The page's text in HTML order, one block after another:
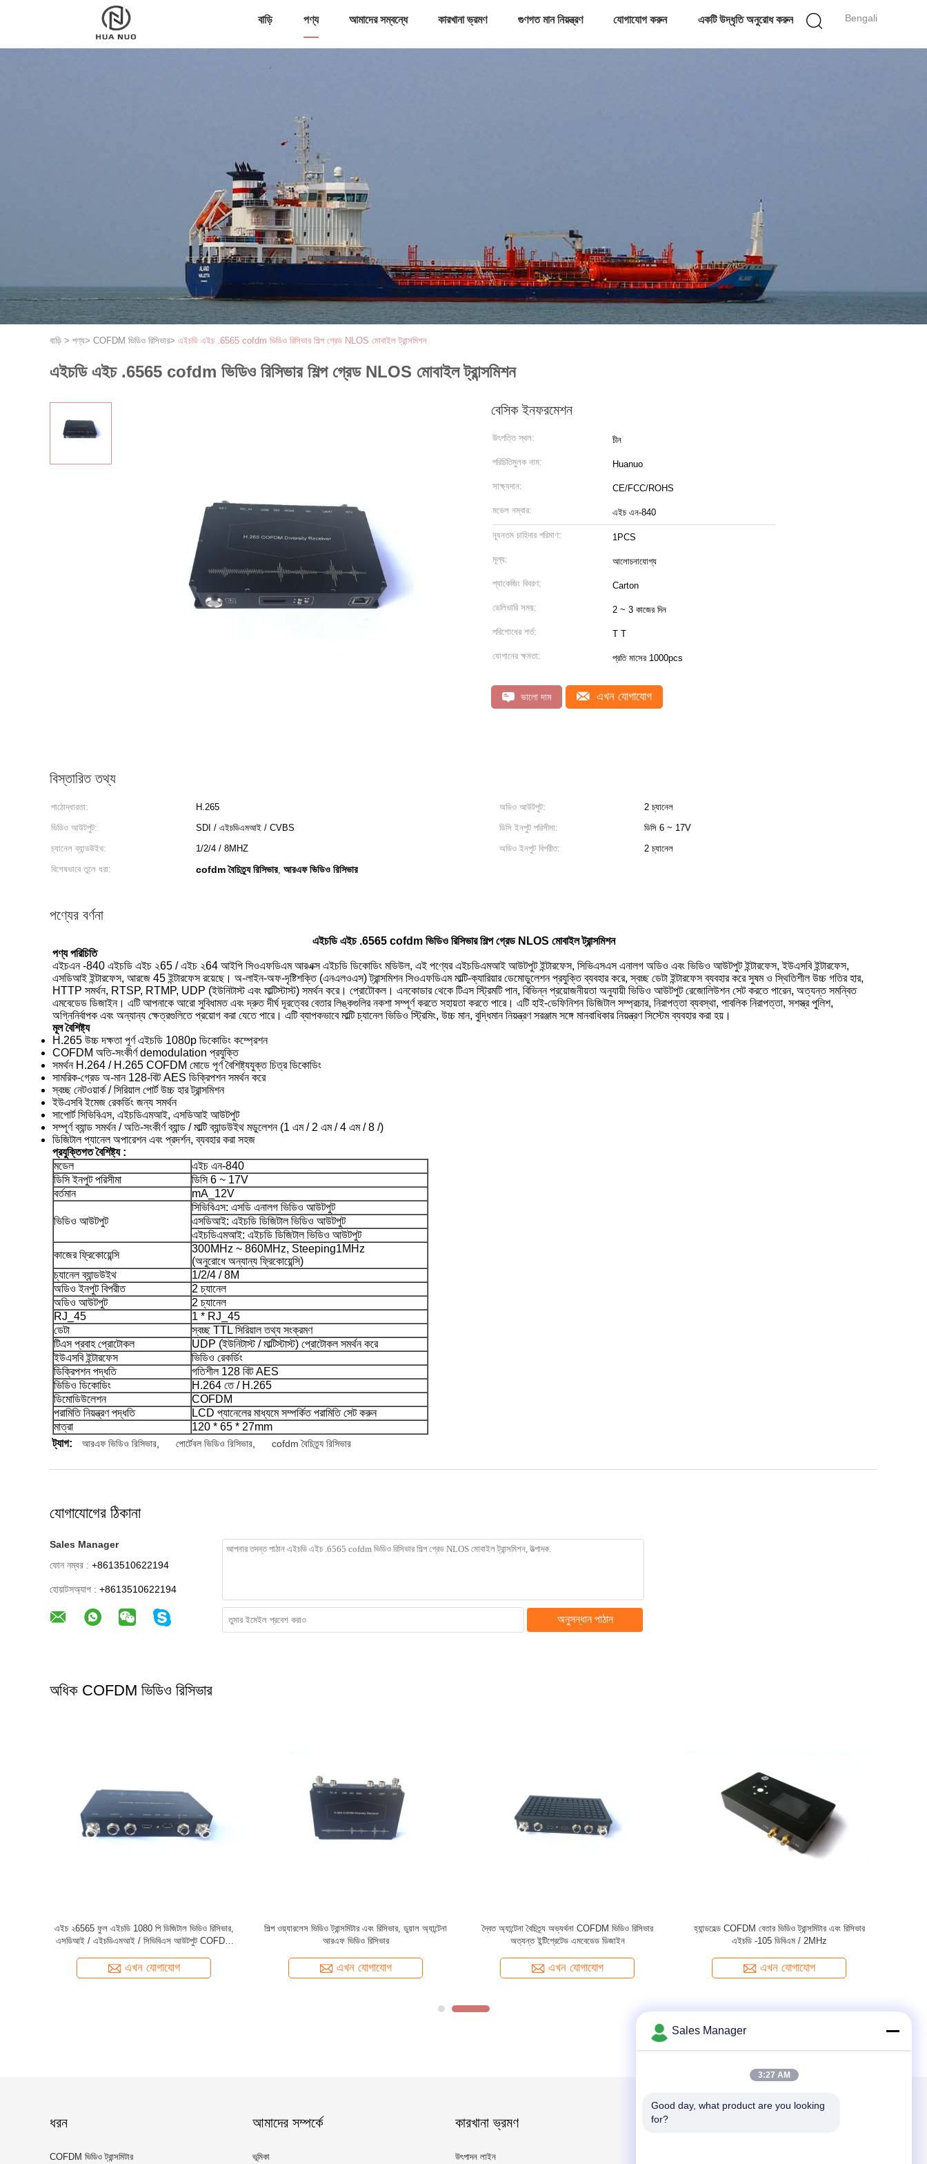
Bengali
বাড়ি পণ্য আমাদের সম্বন্ধে কারখানা ভ্রমণ গুণগত মান নিয়ন্ত্রণ যোগাযোগ করুন একটি উদ্ধৃতি অনুরোধ করুন
বাড়ি > পণ্য> COFDM ভিডিও রিসিভার> এইচডি এইচ .6565 cofdm ভিডিও রিসিভার শিল্প গ্রেড NLOS মোবাইল ট্রান্সমিশন
এইচডি এইচ .6565 cofdm ভিডিও রিসিভার শিল্প গ্রেড NLOS মোবাইল ট্রান্সমিশন
বেসিক ইনফরমেশন
উৎপত্তি স্থল: চীন
পরিচিতিমুলক নাম: Huanuo
সাক্ষ্যদান: CE/FCC/ROHS
মডেল নম্বার: এইচ এন-840
ন্যূনতম চাহিদার পরিমাণ: 1PCS
মূল্য: আলোচনাযোগ্য
প্যাকেজিং বিবরণ: Carton
ডেলিভারি সময়: 2 ~ 3 কাজের দিন
পরিশোধের শর্ত: T T
যোগানের ক্ষমতা: প্রতি মাসের 1000pcs
ভালো দাম এখন যোগাযোগ
বিস্তারিত তথ্য
পাঠোদ্ধারতা: H.265 অডিও আউটপুট:
2 চ্যানেল
ভিডিও আউটপুট:
SDI / এইচডিএমআই / CVBS ডিসি ইনপুট পরিসীমা:
ডিসি 6 ~ 17V
চ্যানেল ব্যান্ডউইথ:
1/2/4 / 8MHZ অডিও ইনপুট বিপরীত:
2 চ্যানেল
বিশেষভাবে তুলে ধরা:
cofdm বৈচিত্র্য রিসিভার, আরএফ ভিডিও রিসিভার
পণ্যের বর্ণনা
এইচডি এইচ .6565 cofdm ভিডিও রিসিভার শিল্প গ্রেড NLOS মোবাইল ট্রান্সমিশন
পণ্য পরিচিতি
এইচএন -840 এইচডি এইচ ২65 / এইচ ২64 আইপি সিওএফডিএম আরএক্স এইচডি ডিকোডিং মডিউল, এই পণ্যের এইচডিএমআই আউটপুট ইন্টারফেস, সিভিএসএস এনালগ অডিও এবং ভিডিও আউটপুট ইন্টারফেস, ইউএসবি ইন্টারফেস,
এসডিআই ইন্টারফেস, আরজে 45 ইন্টারফেস রয়েছে। অ-লাইন-অফ-দৃষ্টিশক্তি (এনএলওএস) ট্রান্সমিশন সিওএফডিএম মাল্টি-ক্যারিয়ার ডেমোডুলেশন প্রযুক্তি ব্যবহার করে, স্বচ্ছ ডেটা ইন্টারফেস ব্যবহার করে সুষম ও স্থিতিশীল উচ্চ গতির হার,
HTTP সমর্থন, RTSP, RTMP, UDP (ইউনিটাস্ট এবং মাল্টিস্টাস্ট) সমর্থন করে। প্রোটোকল। এনকোডার থেকে টিএস স্ট্রিমটি পান, বিভিন্ন প্রয়োজনীয়তা অনুযায়ী ভিডিও আউটপুট রেজোলিউশন সেট করতে পারেন, অত্যন্ত সমন্বিত
এমবেডেড ডিজাইন। এটি আপনাকে আরো সুবিধামত এবং দ্রুত দীর্ঘ দূরত্বের বেতার লিঙ্কগুলির নকশা সম্পূর্ণ করতে সহায়তা করতে পারে। এটি হাই-ডেফিনিশন ডিজিটাল সম্প্রচার, নিরাপত্তা ব্যবস্থা, পাবলিক নিরাপত্তা, সশস্ত্র পুলিশ,
অগ্নিনির্বাপক এবং অন্যান্য ক্ষেত্রগুলিতে প্রয়োগ করা যেতে পারে। এটি ব্যাপকভাবে মাল্টি চ্যানেল ভিডিও স্ট্রিমিং, উচ্চ মান, বুদ্ধিমান নিয়ন্ত্রণ সরঞ্জাম সঙ্গে মানবাধিকার নিয়ন্ত্রণ সিস্টেম ব্যবহার করা হয়।
মূল বৈশিষ্ট্য
H.265 উচ্চ দক্ষতা পূর্ণ এইচডি 1080p ডিকোডিং কম্প্রেশন
COFDM অতি-সংকীর্ণ demodulation প্রযুক্তি
সমর্থন H.264 / H.265 COFDM মোডে পূর্ণ বৈশিষ্ট্যযুক্ত চিত্র ডিকোডিং
সামরিক-গ্রেড অ-মান 128-বিট AES ডিক্রিপশন সমর্থন করে
স্বচ্ছ নেটওয়ার্ক / সিরিয়াল পোর্ট উচ্চ হার ট্রান্সমিশন
ইউএসবি ইমেজ রেকর্ডিং জন্য সমর্থন
সাপোর্ট সিভিবিএস, এইচডিএমআই, এসডিআই আউটপুট
সম্পূর্ণ ব্যান্ড সমর্থন / অতি-সংকীর্ণ ব্যান্ড / মাল্টি ব্যান্ডউইথ মডুলেশন (1 এম / 2 এম / 4 এম / 8 /)
ডিজিটাল প্যানেল অপারেশন এবং প্রদর্শন, ব্যবহার করা সহজ
প্রযুক্তিগত বৈশিষ্ট্য :
মডেল
এইচ এন-840
ডিসি ইনপুট পরিসীমা
ডিসি 6 ~ 17V
বর্তমান
mA_12V
ভিডিও আউটপুট
সিভিবিএস: এসডি এনালগ ভিডিও আউটপুট
এসডিআই: এইচডি ডিজিটাল ভিডিও আউটপুট
এইচডিএমআই: এইচডি ডিজিটাল ভিডিও আউটপুট
কাজের ফ্রিকোয়েন্সি
300MHz ~ 860MHz, Steeping1MHz
(অনুরোধে অন্যান্য ফ্রিকোয়েন্সি)
চ্যানেল ব্যান্ডউইথ
1/2/4 / 8M
অডিও ইনপুট বিপরীত
2 চ্যানেল
অডিও আউটপুট
2 চ্যানেল
RJ_45
1 * RJ_45
ডেটা
স্বচ্ছ TTL সিরিয়াল তথ্য সংক্রমণ
টিএস প্রবাহ প্রোটোকল
UDP (ইউনিটাস্ট / মাল্টিস্টাস্ট) প্রোটোকল সমর্থন করে
ইউএসবি ইন্টারফেস
ভিডিও রেকর্ডিং
ডিক্রিপশন পদ্ধতি
গতিশীল 128 বিট AES
ভিডিও ডিকোডিং
H.264 তে / H.265
ডিমোডিউলেশন
COFDM
পরামিতি নিয়ন্ত্রণ পদ্ধতি
LCD প্যানেলের মাধ্যমে সম্পর্কিত পরামিতি সেট করুন
মাত্রা
120 * 65 * 27mm
ট্যাগ:
আরএফ ভিডিও রিসিভার পোর্টেবল ভিডিও রিসিভার cofdm বৈচিত্র্য রিসিভার
যোগাযোগের ঠিকানা
Sales Manager
ফোন নম্বর : +8613510622194
হোয়াটসঅ্যাপ : +8613510622194
অনুসন্ধান পাঠান
অধিক COFDM ভিডিও রিসিভার
COFDM সিসিটিভি ওয়্যারলেস ভিডিও ট্রান্সমিটার রিসিভার
এখন যোগাযোগ
ওয়্যারলেস এইচডি ভিডিও ট্রান্সমিটার এবং রিসিভার
এখন যোগাযোগ
এইচডি এইচ .6565 cofdm ভিডিও রিসিভার শিল্প গ্রেড
NLOS মোবাইল ট্রান্সমিশন
এখন যোগাযোগ
গাড়ির দ্বৈত অ্যান্টেনা 1U কেস প্রাপ্তির সঙ্গে COFDM ভিডিও
রিসিভার মাউন্ট করা
এখন যোগাযোগ
ধরন
COFDM ভিডিও ট্রান্সমিটার
আমাদের সম্পর্কে
ভূমিকা
কারখানা ভ্রমণ
উৎপাদন লাইন
আমাদের মেইল ​​করুন
Sales Manager
3:27 AM
Good day, what product are you looking
for?